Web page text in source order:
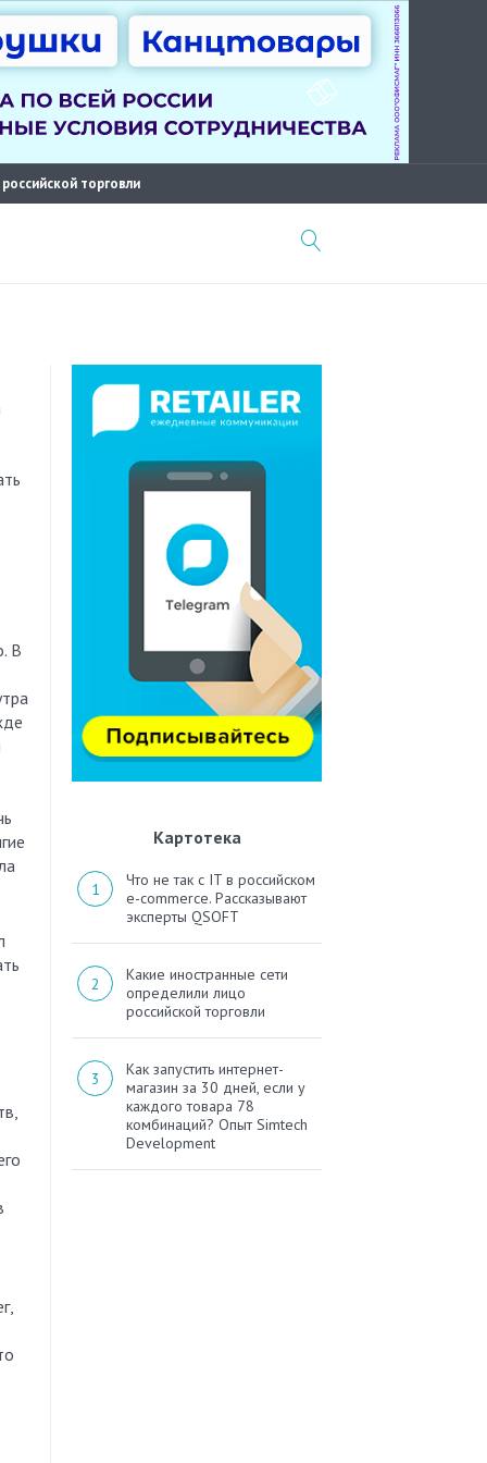
торговли
В
Картотека
Что не так с IT в российском
e-commerce. Рассказывают
эксперты QSOFT
Какие иностранные сети
определили лицо
российской торговли
Как запустить интернет-
магазин за 30 дней, если у
каждого товара 78
комбинаций? Опыт Simtech
Development